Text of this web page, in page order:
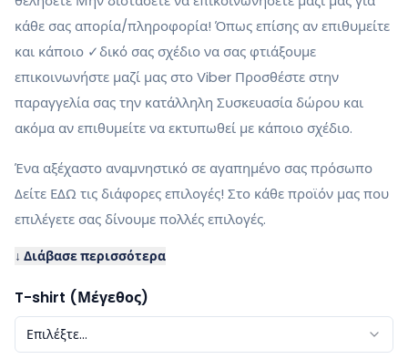
κάθε σας απορία/πληροφορία! Όπως επίσης αν επιθυμείτε
και κάποιο ✓δικό σας σχέδιο να σας φτιάξουμε
επικοινωνήστε μαζί μας στο Viber Προσθέστε στην
παραγγελία σας την κατάλληλη Συσκευασία δώρου και
ακόμα αν επιθυμείτε να εκτυπωθεί με κάποιο σχέδιο.
Ένα αξέχαστο αναμνηστικό σε αγαπημένο σας πρόσωπο
Δείτε ΕΔΩ τις διάφορες επιλογές! Στο κάθε προϊόν μας που
επιλέγετε σας δίνουμε πολλές επιλογές.
↓ Διάβασε περισσότερα
T-shirt (Μέγεθος)
Επιλέξτε...